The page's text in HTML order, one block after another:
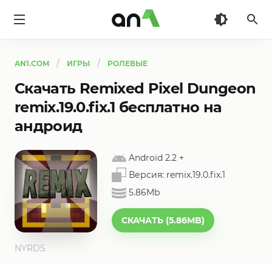
AN1.COM ИГРЫ РОЛЕВЫЕ
Скачать Remixed Pixel Dungeon
remix.19.0.fix.1 бесплатно на
андроид
Android 2.2 +
Версия: remix.19.0.fix.1
5.86Mb
СКАЧАТЬ (5.86MB)
NYRDS